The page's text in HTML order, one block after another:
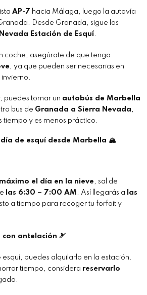
AP-7 hacia Málaga, luego la autovía
Desde Granada, sigue las
Estación de Esquí
coche, asegúrate de que tenga
, ya que pueden ser necesarias en
puedes tomar un autobús de Marbella
bus de Granada a Sierra Nevada
tiempo y es menos práctico.
de esquí desde Marbella 🏔
el día en la nieve , sal de
las 6:30 – 7:00 AM . Así llegarás a
las
a tiempo para recoger tu forfait y
antelación 🎿
puedes alquilarlo en la estación.
tiempo, considera reservarlo